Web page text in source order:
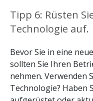
Tipp 6: Rüsten
Technologie auf.
Bevor Sie in eine
sollten Sie Ihren
nehmen. Verwenden
Technologie? Haben